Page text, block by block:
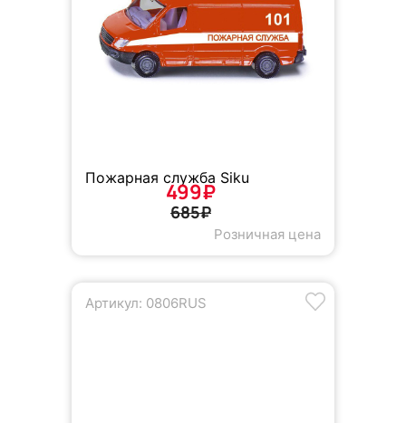
Пожарная служба Siku
499₽
685₽
Розничная цена
Артикул: 0806RUS